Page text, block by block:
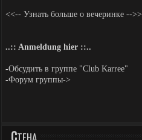
<<-- Узнать больше о вечеринкe -->>
..:: Anmeldung hier ::..
-Обсудить в группе "Club Karree"
-Форум группы->
С